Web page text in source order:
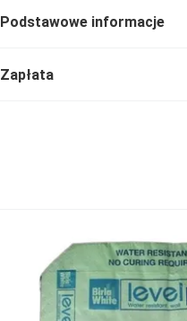
Podstawowe informacje
Zapłata